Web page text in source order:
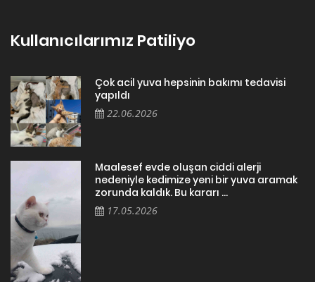
Kullanıcılarımız Patiliyo
Çok acil yuva hepsinin bakımı tedavisi
yapıldı
22.06.2026
Maalesef evde oluşan ciddi alerji
nedeniyle kedimize yeni bir yuva aramak
zorunda kaldık. Bu kararı ...
17.05.2026